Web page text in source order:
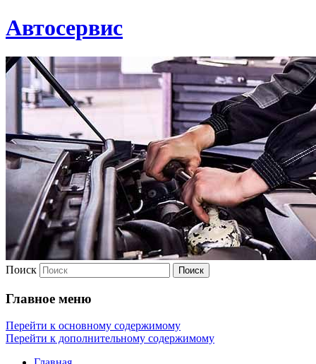
Автосервис
Поиск
Главное меню
Перейти к основному содержимому
Перейти к дополнительному содержимому